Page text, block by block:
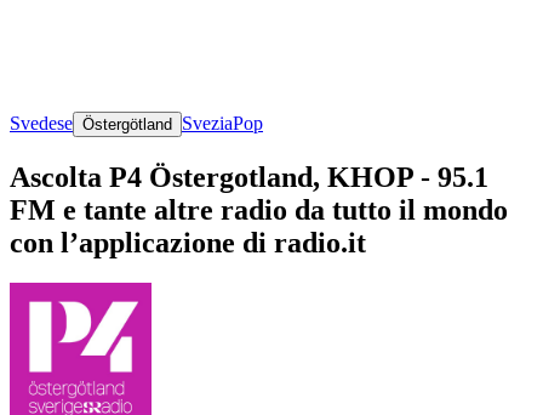
Svedese Östergötland SveziaPop
Ascolta P4 Östergotland, KHOP - 95.1
FM e tante altre radio da tutto il mondo
con l’applicazione di radio.it